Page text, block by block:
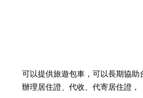
可以提供旅遊包車，可以長期協助
辦理居住證、代收、代寄居住證，